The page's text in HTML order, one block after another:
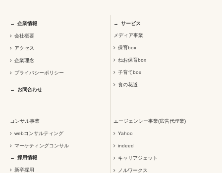
企業情報
会社概要
アクセス
企業理念
プライバシーポリシー
お問合わせ
サービス
メディア事業
保育box
ねお保育box
子育てbox
食の花道
コンサル事業
webコンサルティング
マーケティングコンサル
エージェンシー事業(広告代理業)
Yahoo
indeed
キャリアジェット
ノルワークス
採用情報
新卒採用